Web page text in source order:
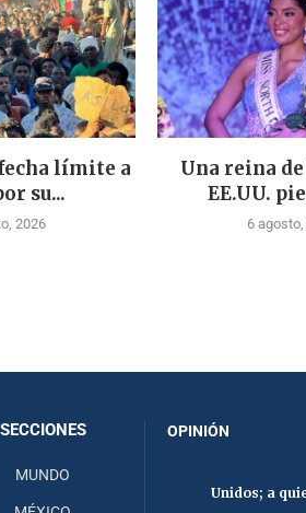
límite a
su...
2026
Una reina
EE.UU.
6
SECCIONES
MUNDO
OPINIÓN
Unidos; a